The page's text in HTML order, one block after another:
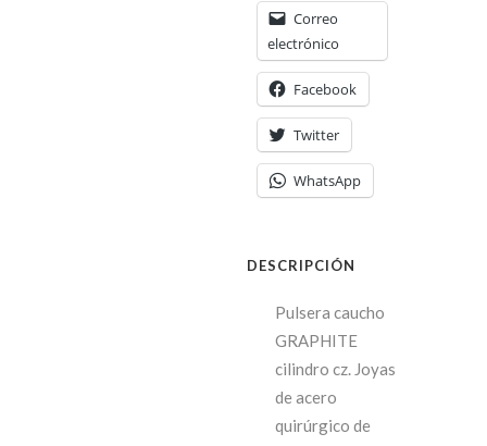
Correo
electrónico
Facebook
Twitter
WhatsApp
DESCRIPCIÓN
Pulsera caucho
GRAPHITE
cilindro cz. Joyas
de acero
quirúrgico de